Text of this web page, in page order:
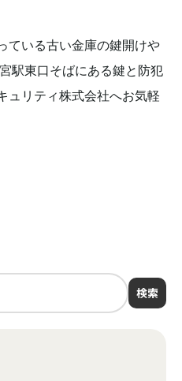
ている古い金庫の鍵開けや
駅東口そばにある鍵と防犯
ュリティ株式会社へお気軽
検索